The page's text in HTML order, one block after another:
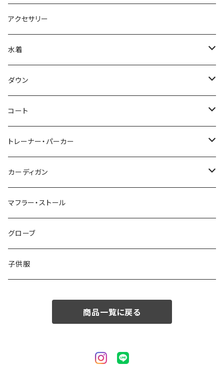
アクセサリー
水着
～44/S
46/M
48/L
50/XL～
ダウン
～44/S
46/M
48/L
50/XL～
コート
～44/S
46/M
48/L
50/XL～
トレーナー・パーカー
～44/S
46/M
48/L
50/XL～
カーディガン
～44/S
46/M
48/L
マフラー・ストール
グローブ
子供服
商品一覧に戻る